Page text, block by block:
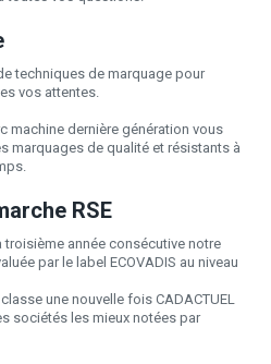
techniques de marquage pour
vos attentes.
machine dernière génération vous
marquages de qualité et résistants à
RSE
troisième année consécutive notre
par le label ECOVADIS au niveau
une nouvelle fois CADACTUEL
sociétés les mieux notées par